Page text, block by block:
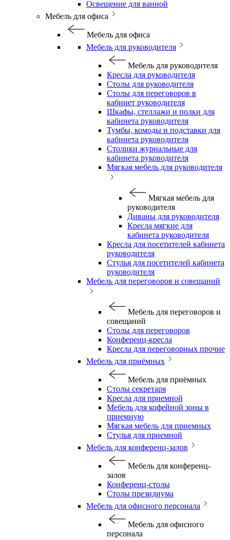
Освещение для ванной
Мебель для офиса
Мебель для офиса
Мебель для руководителя
Мебель для руководителя
Кресла для руководителя
Столы для руководителя
Столы для переговоров в
кабинет руководителя
Шкафы, стеллажи и полки для
кабинета руководителя
Тумбы, комоды и подставки для
кабинета руководителя
Столики журнальные для
кабинета руководителя
Мягкая мебель для руководителя
Мягкая мебель для
руководителя
Диваны для руководителя
Кресла мягкие для
кабинета руководителя
Кресла для посетителей кабинета
руководителя
Стулья для посетителей кабинета
руководителя
Мебель для переговоров и совещаний
Мебель для переговоров и
совещаний
Столы для переговоров
Конференц-кресла
Кресла для переговорных прочие
Мебель для приёмных
Мебель для приёмных
Столы секретаря
Кресла для приемной
Мебель для кофейной зоны в
приемную
Мягкая мебель для приемных
Стулья для приемной
Мебель для конференц-залов
Мебель для конференц-
залов
Конференц-столы
Столы президиума
Мебель для офисного персонала
Мебель для офисного
персонала